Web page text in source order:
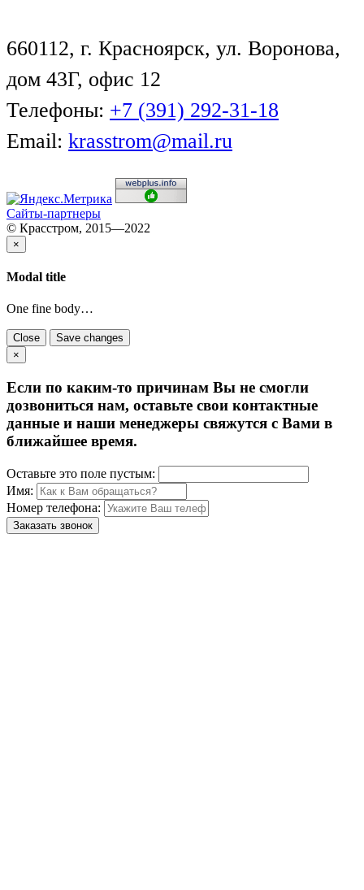
660112, г. Красноярск, ул. Воронова,
дом 43Г, офис 12
Телефоны: +7 (391) 292-31-18
Email: krasstrom@mail.ru
Сайты-партнеры
© Красстром, 2015—2022
×
Modal title
One fine body…
Close
Save changes
×
Если по каким-то причинам Вы не смогли
дозвониться нам, оставьте свои контактные
данные и наши менеджеры свяжутся с Вами в
ближайшее время.
Оставьте это поле пустым:
Имя:
Номер телефона:
Заказать звонок